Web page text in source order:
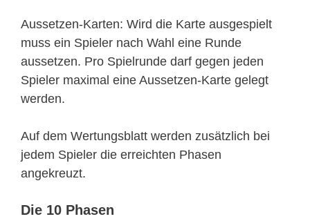
Aussetzen-Karten: Wird die Karte ausgespielt
muss ein Spieler nach Wahl eine Runde
aussetzen. Pro Spielrunde darf gegen jeden
Spieler maximal eine Aussetzen-Karte gelegt
werden.
Auf dem Wertungsblatt werden zusätzlich bei
jedem Spieler die erreichten Phasen
angekreuzt.
Die 10 Phasen